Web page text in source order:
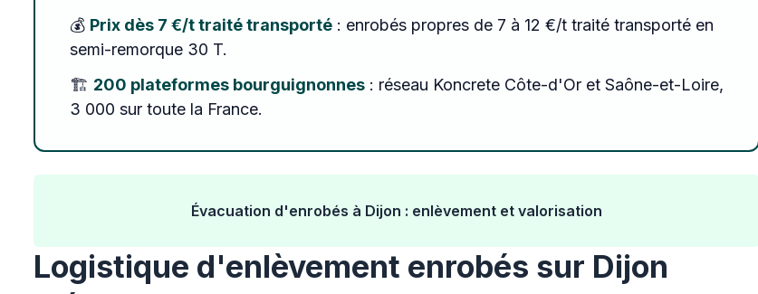
💰 Prix dès 7 €/t traité transporté : enrobés propres de 7 à 12 €/t traité transporté en
semi-remorque 30 T.
🏗️ 200 plateformes bourguignonnes : réseau Koncrete Côte-d'Or et Saône-et-Loire,
3 000 sur toute la France.
Évacuation d'enrobés à Dijon : enlèvement et valorisation
Logistique d'enlèvement enrobés sur Dijon